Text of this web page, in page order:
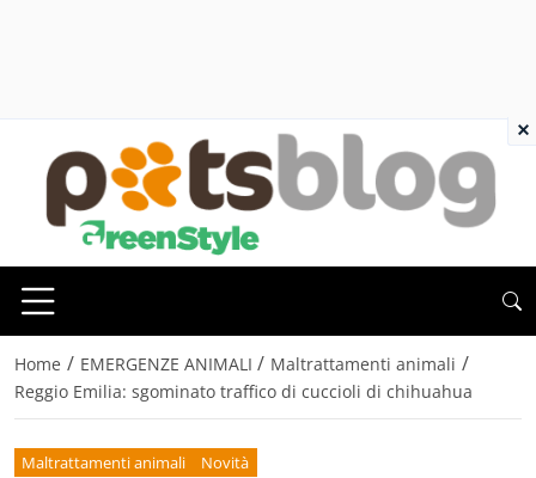
Home / EMERGENZE ANIMALI / Maltrattamenti animali /
Reggio Emilia: sgominato traffico di cuccioli di chihuahua
Maltrattamenti animali Novità
×